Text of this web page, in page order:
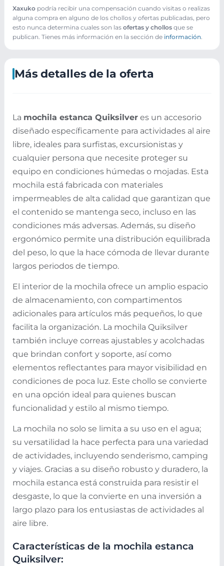
Xaxuko podría recibir una compensación cuando visitas o realizas
alguna compra en alguno de los chollos y ofertas publicadas, pero
esto nunca determina cuales son las ofertas y chollos que se
publican. Tienes más información en la sección de información.
Más detalles de la oferta
La mochila estanca Quiksilver es un accesorio
diseñado específicamente para actividades al aire
libre, ideales para surfistas, excursionistas y
cualquier persona que necesite proteger su
equipo en condiciones húmedas o mojadas. Esta
mochila está fabricada con materiales
impermeables de alta calidad que garantizan que
el contenido se mantenga seco, incluso en las
condiciones más adversas. Además, su diseño
ergonómico permite una distribución equilibrada
del peso, lo que la hace cómoda de llevar durante
largos periodos de tiempo.
El interior de la mochila ofrece un amplio espacio
de almacenamiento, con compartimentos
adicionales para artículos más pequeños, lo que
facilita la organización. La mochila Quiksilver
también incluye correas ajustables y acolchadas
que brindan confort y soporte, así como
elementos reflectantes para mayor visibilidad en
condiciones de poca luz. Este chollo se convierte
en una opción ideal para quienes buscan
funcionalidad y estilo al mismo tiempo.
La mochila no solo se limita a su uso en el agua;
su versatilidad la hace perfecta para una variedad
de actividades, incluyendo senderismo, camping
y viajes. Gracias a su diseño robusto y duradero, la
mochila estanca está construida para resistir el
desgaste, lo que la convierte en una inversión a
largo plazo para los entusiastas de actividades al
aire libre.
Características de la mochila estanca
Quiksilver: